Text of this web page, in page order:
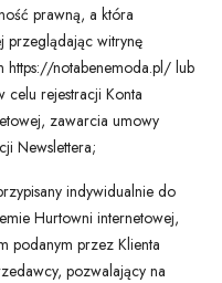
prawną, a która
przeglądając witrynę
https://notabenemoda.pl/ lub
celu rejestracji Konta
zawarcia umowy
Newslettera;
indywidualnie do
Hurtowni internetowej,
podanym przez Klienta
pozwalający na